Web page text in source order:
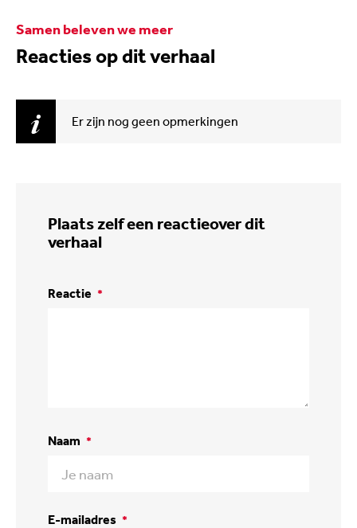
Samen beleven we meer
Reacties op dit verhaal
Er zijn nog geen opmerkingen
Plaats zelf een reactieover dit
verhaal
Reactie *
Naam *
E-mailadres *